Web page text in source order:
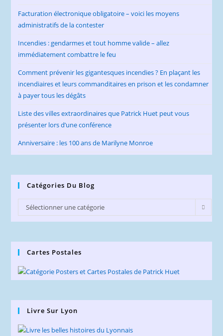
Facturation électronique obligatoire – voici les moyens
administratifs de la contester
Incendies : gendarmes et tout homme valide – allez
immédiatement combattre le feu
Comment prévenir les gigantesques incendies ? En plaçant les
incendiaires et leurs commanditaires en prison et les condamner
à payer tous les dégâts
Liste des villes extraordinaires que Patrick Huet peut vous
présenter lors d’une conférence
Anniversaire : les 100 ans de Marilyne Monroe
Catégories Du Blog
Catégories
du
Sélectionner une catégorie
Cartes Postales
Livre Sur Lyon